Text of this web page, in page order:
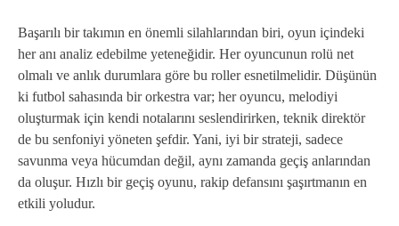
Başarılı bir takımın en önemli silahlarından biri, oyun içindeki
her anı analiz edebilme yeteneğidir. Her oyuncunun rolü net
olmalı ve anlık durumlara göre bu roller esnetilmelidir. Düşünün
ki futbol sahasında bir orkestra var; her oyuncu, melodiyi
oluşturmak için kendi notalarını seslendirirken, teknik direktör
de bu senfoniyi yöneten şefdir. Yani, iyi bir strateji, sadece
savunma veya hücumdan değil, aynı zamanda geçiş anlarından
da oluşur. Hızlı bir geçiş oyunu, rakip defansını şaşırtmanın en
etkili yoludur.